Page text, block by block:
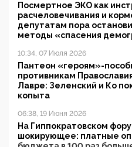
Посмертное ЭКО как
расчеловечивания и
депутатам пора
методы «спасения
10:34, 07 Июля 2026
Пантеон «героям»-
противникам
Лавре: Зеленский и Ко
копыта
06:38, 19 Июня 2026
На Гиппократовском
шокирующее: платные